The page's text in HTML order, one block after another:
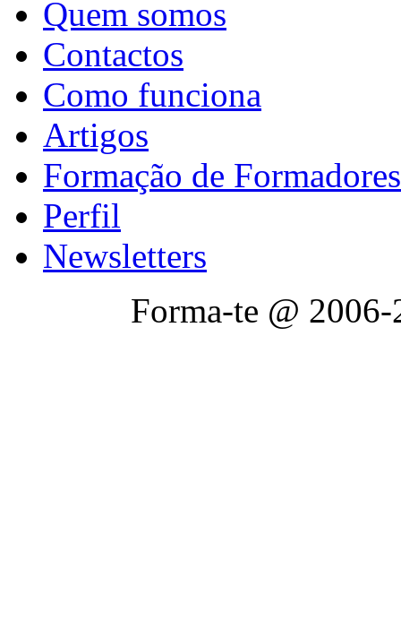
Quem somos
Contactos
Como funciona
Artigos
Formação de Formadores
Perfil
Newsletters
Forma-te @